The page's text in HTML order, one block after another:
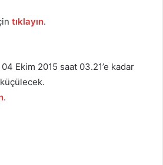
tıklayın.
Ekim 2015 saat 03.21’e kadar
.